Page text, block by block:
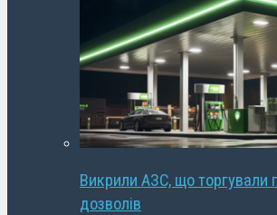
Викрили АЗС, що торгували
дозволів